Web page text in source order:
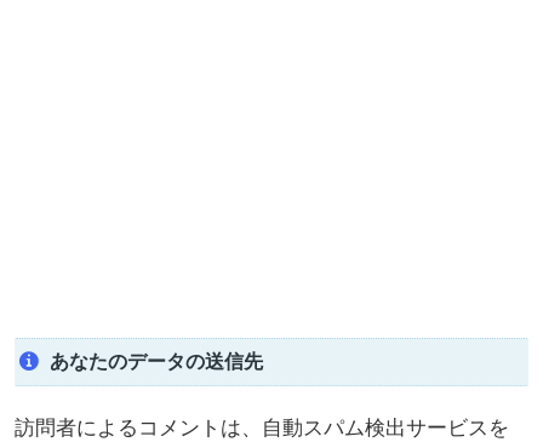
あなたのデータの送信先
訪問者によるコメントは、自動スパム検出サービスを